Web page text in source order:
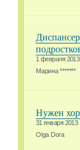
1 февраля 2013
Марина *******
Нужен
31 января 2013
Olga Dora